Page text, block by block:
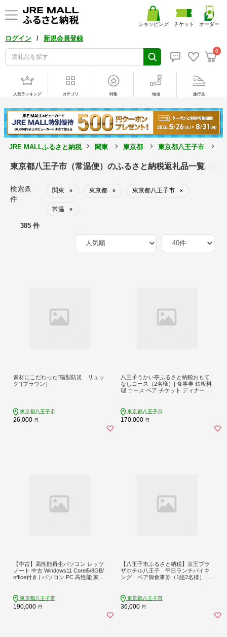
ログイン / 新規会員登録
0
ショッピング チケット オーダー
人気ランキング カテゴリ 特集 地域 旅行先
JRE MALLふるさと納税 関東 東京都 東京都八王子市
東京都八王子市（常温便）のふるさと納税返礼品一覧
検索条
件
関東 × 東京都 × 東京都八王子市 ×
常温 ×
385 件
素材にこだわった”猫型防災 リュッ
ク”(ブラウン）
東京都八王子市
26,000 円
八王子うかい亭ふるさと納税おもて
なしコース（2名様）| 食事券 鉄板料
理 コース ペア チケット ディナー ラ
東京都八王子市
170,000 円
【中古】高性能再生パソコン レッツ
ノート 中古 Windows11 Corei5/8GB/
office付き | パソコン PC 高性能 家電
東京都八王子市
190,000 円
【八王子市ふるさと納税】京王プラ
ザホテル八王子 平日ランチバイキ
ング ペア御食事券（1組2名様） |
無料 東京 八王子
東京都八王子市
36,000 円